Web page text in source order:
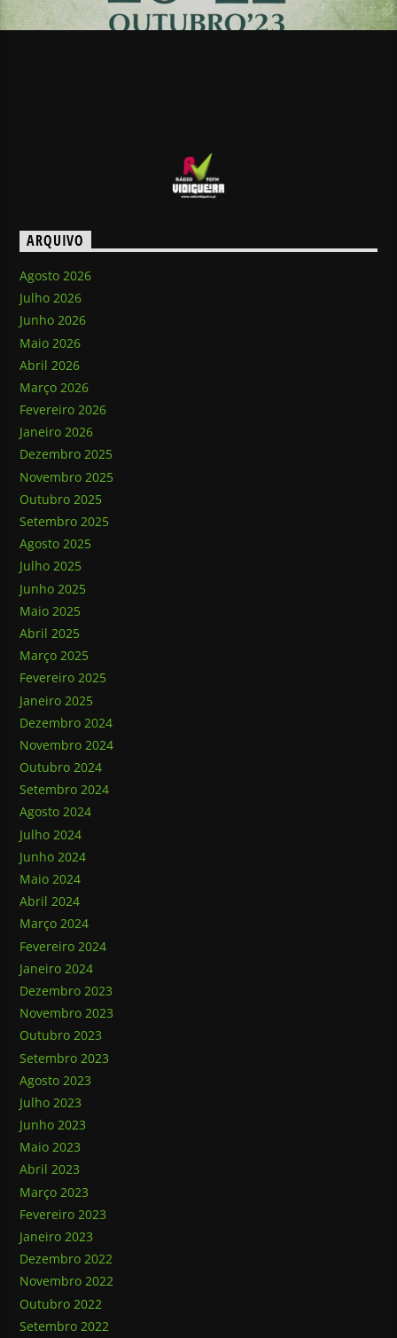
ARQUIVO
Agosto 2026
Julho 2026
Junho 2026
Maio 2026
Abril 2026
Março 2026
Fevereiro 2026
Janeiro 2026
Dezembro 2025
Novembro 2025
Outubro 2025
Setembro 2025
Agosto 2025
Julho 2025
Junho 2025
Maio 2025
Abril 2025
Março 2025
Fevereiro 2025
Janeiro 2025
Dezembro 2024
Novembro 2024
Outubro 2024
Setembro 2024
Agosto 2024
Julho 2024
Junho 2024
Maio 2024
Abril 2024
Março 2024
Fevereiro 2024
Janeiro 2024
Dezembro 2023
Novembro 2023
Outubro 2023
Setembro 2023
Agosto 2023
Julho 2023
Junho 2023
Maio 2023
Abril 2023
Março 2023
Fevereiro 2023
Janeiro 2023
Dezembro 2022
Novembro 2022
Outubro 2022
Setembro 2022